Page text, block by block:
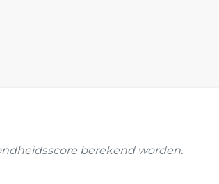
berekend worden.